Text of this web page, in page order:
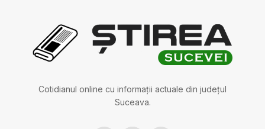
Cotidianul online cu informații actuale din județul
Suceava.